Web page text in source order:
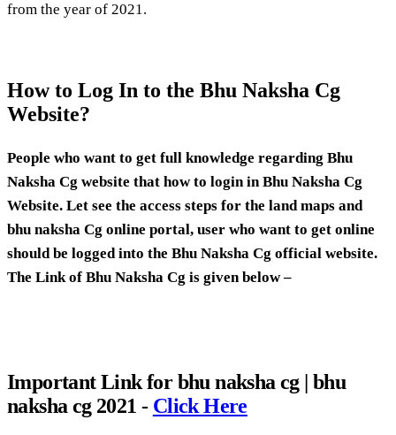
from the year of 2021.
How to Log In to the Bhu Naksha Cg
Website?
People who want to get full knowledge regarding Bhu
Naksha Cg website that how to login in Bhu Naksha Cg
Website. Let see the access steps for the land maps and
bhu naksha Cg online portal, user who want to get online
should be logged into the Bhu Naksha Cg official website.
The Link of Bhu Naksha Cg is given below –
Important Link forbhu naksha cg | bhu
naksha cg 2021 - Click Here